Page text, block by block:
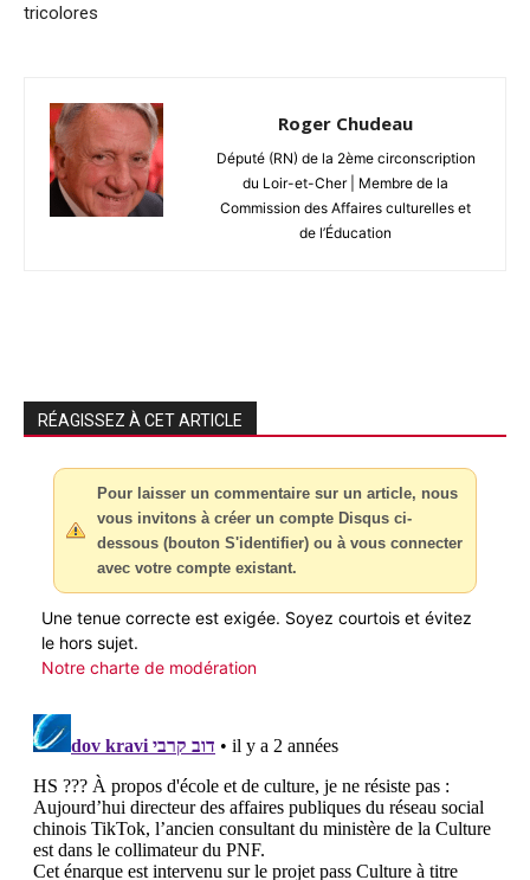
tricolores
Roger Chudeau
Député (RN) de la 2ème circonscription
du Loir-et-Cher | Membre de la
Commission des Affaires culturelles et
de l’Éducation
RÉAGISSEZ À CET ARTICLE
Pour laisser un commentaire sur un article, nous
vous invitons à créer un compte Disqus ci-
dessous (bouton S'identifier) ou à vous connecter
avec votre compte existant.
Une tenue correcte est exigée. Soyez courtois et évitez
le hors sujet.
Notre charte de modération